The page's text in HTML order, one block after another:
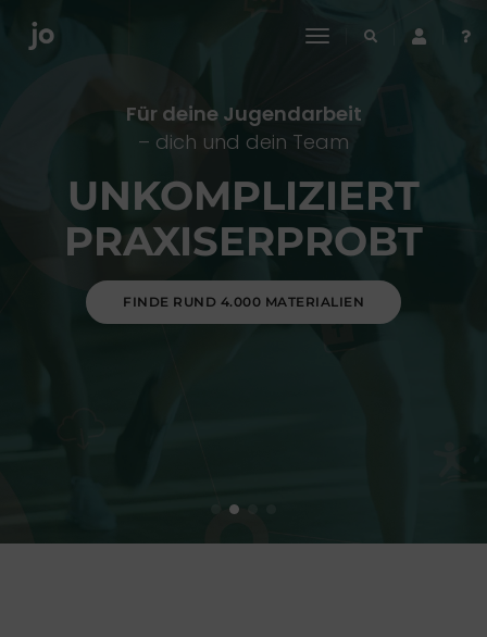
toggle
Für deine Jugendarbeit
– dich und dein Team
UNKOMPLIZIERT
PRAXISERPROBT
FINDE RUND 4.000 MATERIALIEN